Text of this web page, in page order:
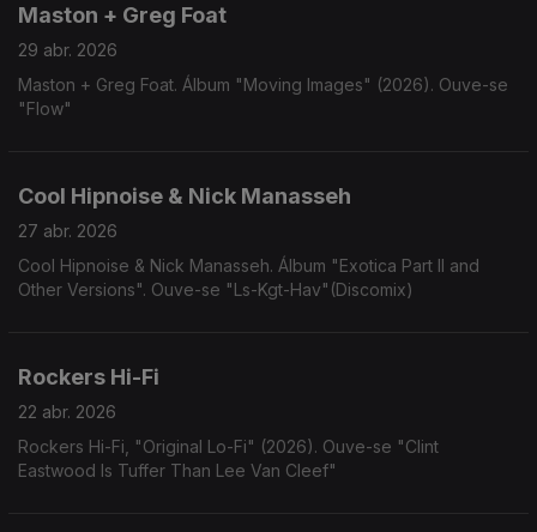
Maston + Greg Foat
29 abr. 2026
Maston + Greg Foat. Álbum "Moving Images" (2026). Ouve-se
"Flow"
Cool Hipnoise & Nick Manasseh
27 abr. 2026
Cool Hipnoise & Nick Manasseh. Álbum "Exotica Part II and
Other Versions". Ouve-se "Ls-Kgt-Hav"(Discomix)
Rockers Hi-Fi
22 abr. 2026
Rockers Hi-Fi, "Original Lo-Fi" (2026). Ouve-se "Clint
Eastwood Is Tuffer Than Lee Van Cleef"